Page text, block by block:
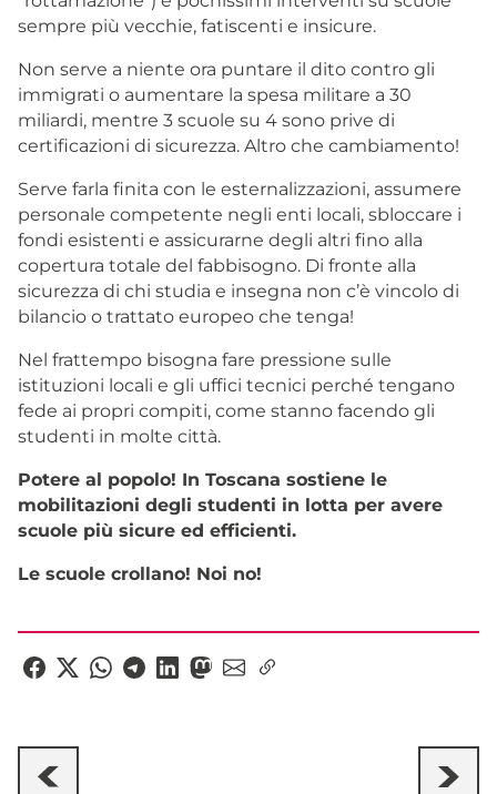
sempre più vecchie, fatiscenti e insicure.
Non serve a niente ora puntare il dito contro gli
immigrati o aumentare la spesa militare a 30
miliardi, mentre 3 scuole su 4 sono prive di
certificazioni di sicurezza. Altro che cambiamento!
Serve farla finita con le esternalizzazioni, assumere
personale competente negli enti locali, sbloccare i
fondi esistenti e assicurarne degli altri fino alla
copertura totale del fabbisogno. Di fronte alla
sicurezza di chi studia e insegna non c’è vincolo di
bilancio o trattato europeo che tenga!
Nel frattempo bisogna fare pressione sulle
istituzioni locali e gli uffici tecnici perché tengano
fede ai propri compiti, come stanno facendo gli
studenti in molte città.
Potere al popolo! In Toscana sostiene le
mobilitazioni degli studenti in lotta per avere
scuole più sicure ed efficienti.
Le scuole crollano! Noi no!